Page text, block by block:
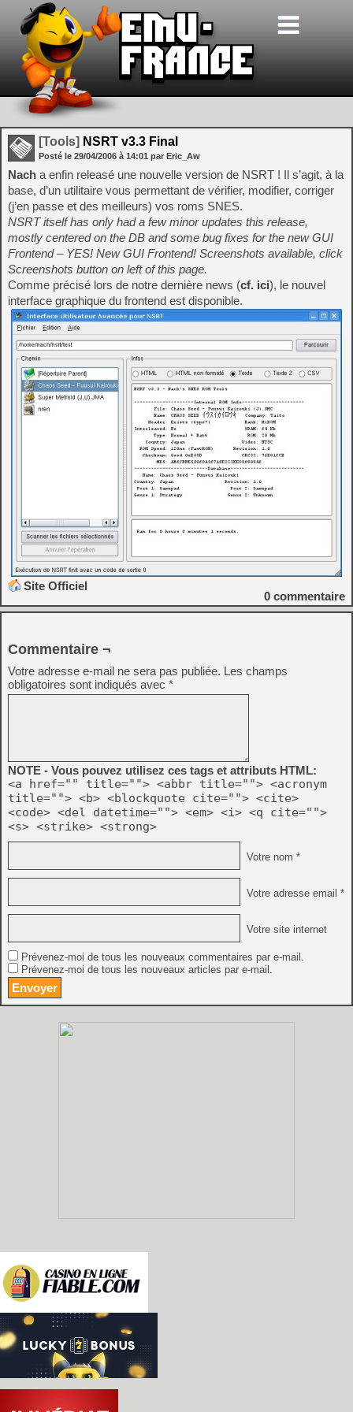
[Tools] NSRT v3.3 Final
Posté le 29/04/2006 à 14:01 par Eric_Aw
Nach a enfin releasé une nouvelle version de NSRT ! Il s’agit, à la
base, d’un utilitaire vous permettant de vérifier, modifier, corriger
(j’en passe et des meilleurs) vos roms SNES.
NSRT itself has only had a few minor updates this release,
mostly centered on the DB and some bug fixes for the new GUI
Frontend – YES! New GUI Frontend! Screenshots available, click
Screenshots button on left of this page.
Comme précisé lors de notre dernière news (cf. ici), le nouvel
interface graphique du frontend est disponible.
Site Officiel
0 commentaire
Commentaire ¬
Votre adresse e-mail ne sera pas publiée. Les champs
obligatoires sont indiqués avec *
NOTE - Vous pouvez utilisez ces tags et attributs HTML:
<a href="" title=""> <abbr title=""> <acronym
title=""> <b> <blockquote cite=""> <cite>
<code> <del datetime=""> <em> <i> <q cite="">
<s> <strike> <strong>
Votre nom *
Votre adresse email *
Votre site internet
Prévenez-moi de tous les nouveaux commentaires par e-mail.
Prévenez-moi de tous les nouveaux articles par e-mail.